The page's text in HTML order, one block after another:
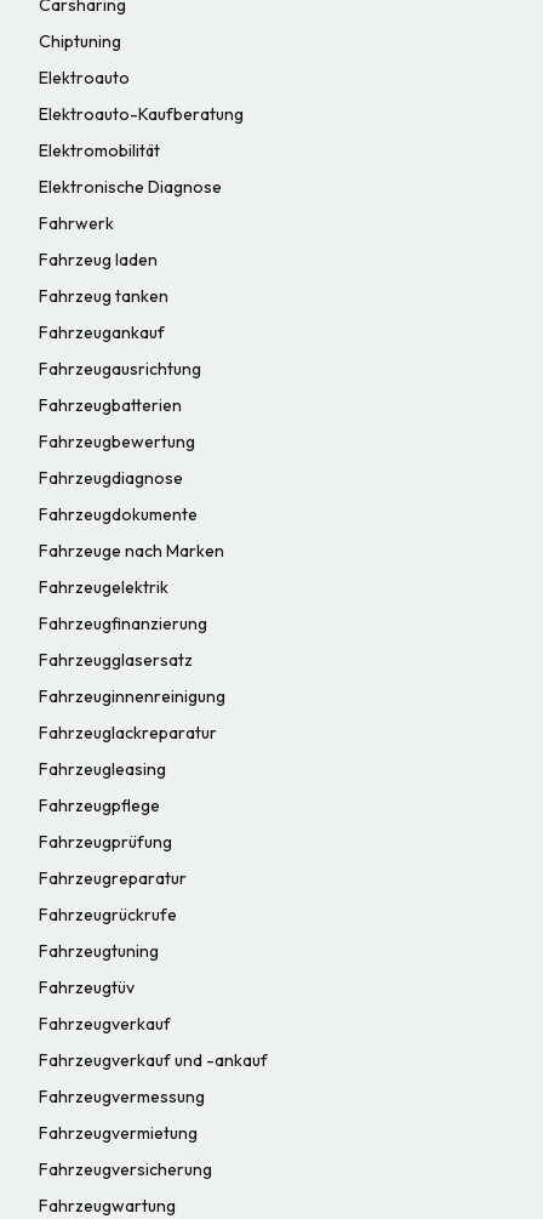
Carsharing
Chiptuning
Elektroauto
Elektroauto-Kaufberatung
Elektromobilität
Elektronische Diagnose
Fahrwerk
Fahrzeug laden
Fahrzeug tanken
Fahrzeugankauf
Fahrzeugausrichtung
Fahrzeugbatterien
Fahrzeugbewertung
Fahrzeugdiagnose
Fahrzeugdokumente
Fahrzeuge nach Marken
Fahrzeugelektrik
Fahrzeugfinanzierung
Fahrzeugglasersatz
Fahrzeuginnenreinigung
Fahrzeuglackreparatur
Fahrzeugleasing
Fahrzeugpflege
Fahrzeugprüfung
Fahrzeugreparatur
Fahrzeugrückrufe
Fahrzeugtuning
Fahrzeugtüv
Fahrzeugverkauf
Fahrzeugverkauf und -ankauf
Fahrzeugvermessung
Fahrzeugvermietung
Fahrzeugversicherung
Fahrzeugwartung